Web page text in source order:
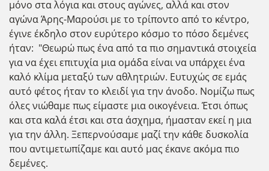
μόνο στα λόγια και στους αγώνες, αλλά και στον
αγώνα Άρης-Μαρούσι με το τρίποντο από το κέντρο,
έγινε έκδηλο στον ευρύτερο κόσμο το πόσο δεμένες
ήταν: "Θεωρώ πως ένα από τα πιο σημαντικά στοιχεία
για να έχει επιτυχία μια ομάδα είναι να υπάρχει ένα
καλό κλίμα μεταξύ των αθλητριών. Ευτυχώς σε εμάς
αυτό φέτος ήταν το κλειδί για την άνοδο. Νομίζω πως
όλες νιώθαμε πως είμαστε μια οικογένεια. Έτσι όπως
και στα καλά έτσι και στα άσχημα, ήμασταν εκεί η μια
για την άλλη. Ξεπερνούσαμε μαζί την κάθε δυσκολία
που αντιμετωπίζαμε και αυτό μας έκανε ακόμα πιο
δεμένες.